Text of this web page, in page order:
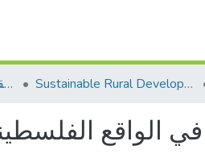
AQU Master Theses الرسائل الجامعية الخاصة بجامعة القدس Sustainable Rural Development التنمية الريفية المستدامة
في الواقع